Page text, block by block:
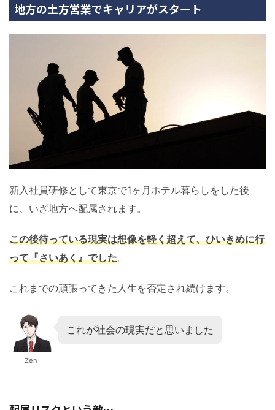
地方の土方営業でキャリアがスタート
新入社員研修として東京で1ヶ月ホテル暮らしをした後
に、いざ地方へ配属されます。
この後待っている現実は想像を軽く超えて、ひいきめに行
って『さいあく』でした。
これまでの頑張ってきた人生を否定され続けます。
Zen
これが社会の現実だと思いました